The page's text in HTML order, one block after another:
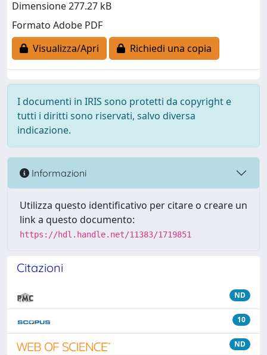
Dimensione 277.27 kB
Formato Adobe PDF
Visualizza/Apri
Richiedi una copia
I documenti in IRIS sono protetti da copyright e
tutti i diritti sono riservati, salvo diversa
indicazione.
Informazioni
Utilizza questo identificativo per citare o creare un
link a questo documento:
https://hdl.handle.net/11383/1719851
Citazioni
ND
10
ND